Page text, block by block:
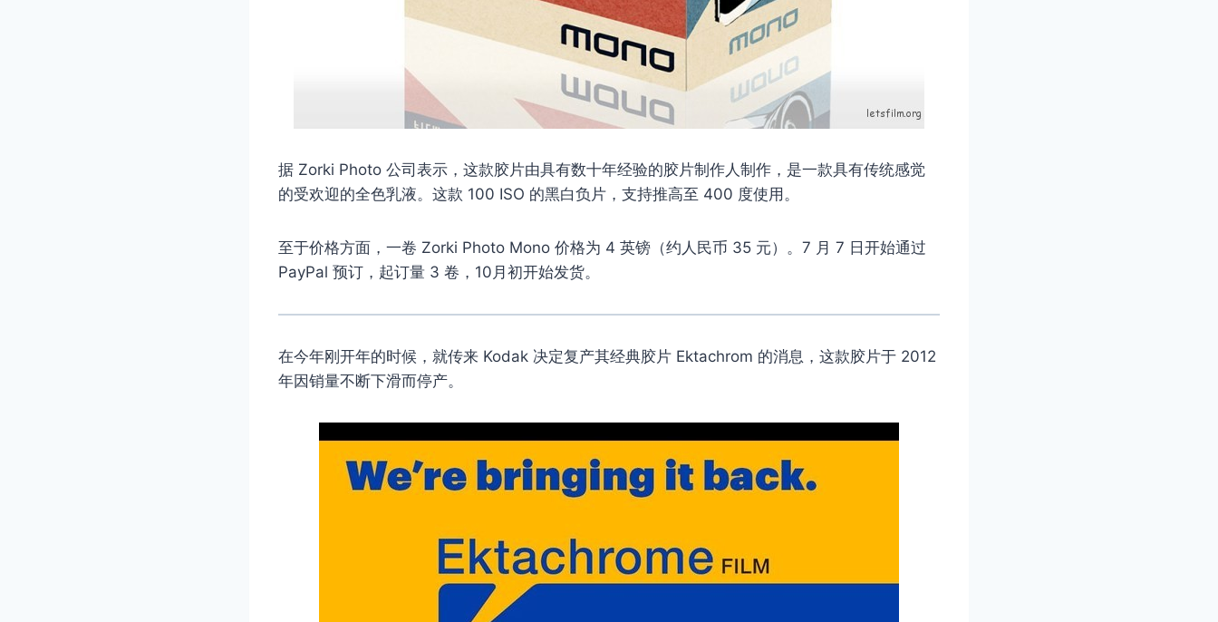
据 Zorki Photo 公司表示，这款胶片由具有数十年经验的胶片制作人制作，是一款具有传统感觉
的受欢迎的全色乳液。这款 100 ISO 的黑白负片，支持推高至 400 度使用。
至于价格方面，一卷 Zorki Photo Mono 价格为 4 英镑（约人民币 35 元）。7 月 7 日开始通过
PayPal 预订，起订量 3 卷，10月初开始发货。
在今年刚开年的时候，就传来 Kodak 决定复产其经典胶片 Ektachrom 的消息，这款胶片于 2012
年因销量不断下滑而停产。